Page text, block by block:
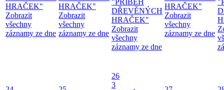
HRAČEK"
Zobrazit
všechny
záznamy ze dne
HRAČEK"
Zobrazit
všechny
záznamy ze dne
DŘEVĚNÝCH
HRAČEK"
Zobrazit
všechny
záznamy ze dne
HRAČEK"
Zobrazit
všechny
záznamy ze dne
26
3